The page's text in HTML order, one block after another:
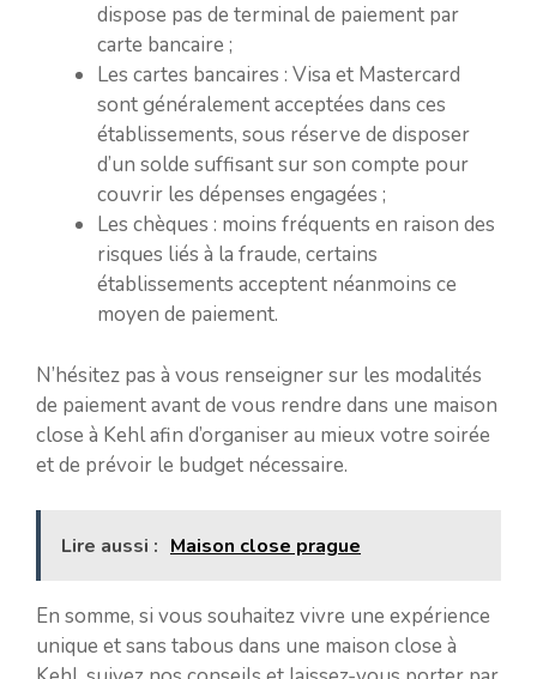
dispose pas de terminal de paiement par
carte bancaire ;
Les cartes bancaires : Visa et Mastercard
sont généralement acceptées dans ces
établissements, sous réserve de disposer
d’un solde suffisant sur son compte pour
couvrir les dépenses engagées ;
Les chèques : moins fréquents en raison des
risques liés à la fraude, certains
établissements acceptent néanmoins ce
moyen de paiement.
N’hésitez pas à vous renseigner sur les modalités
de paiement avant de vous rendre dans une maison
close à Kehl afin d’organiser au mieux votre soirée
et de prévoir le budget nécessaire.
Lire aussi : Maison close prague
En somme, si vous souhaitez vivre une expérience
unique et sans tabous dans une maison close à